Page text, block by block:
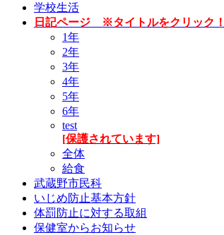
学校生活
日記ページ ※タイトルをクリック！
1年
2年
3年
4年
5年
6年
test
[保護されています]
全体
給食
武蔵野市民科
いじめ防止基本方針
体罰防止に対する取組
保健室からお知らせ